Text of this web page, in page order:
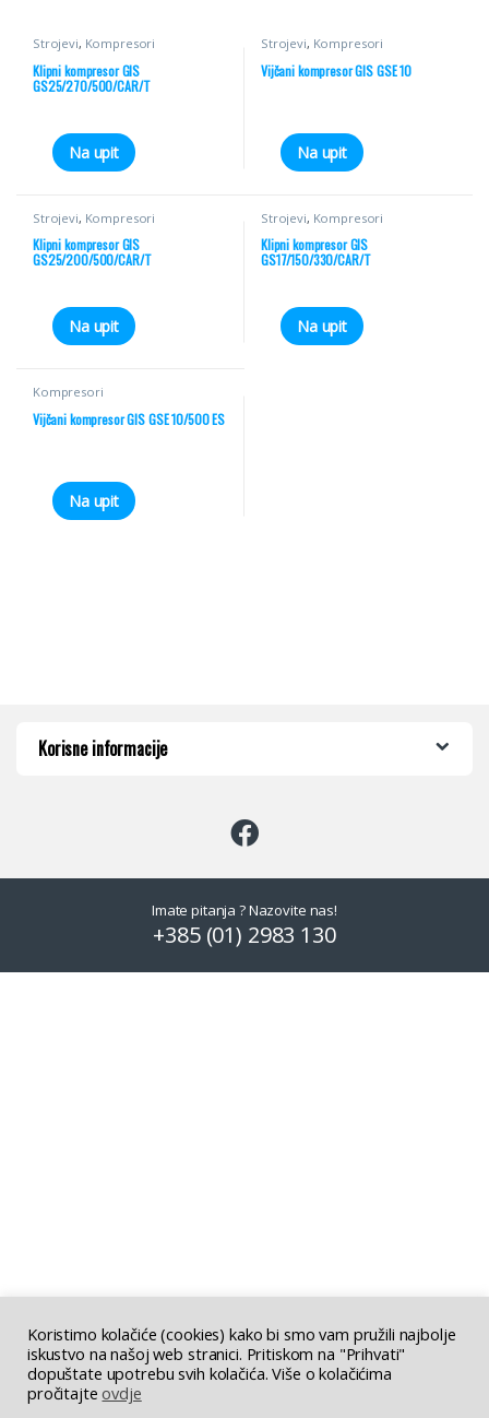
Strojevi, Kompresori
Klipni kompresor GIS
GS25/270/500/CAR/T
Na upit
Strojevi, Kompresori
Vijčani kompresor GIS GSE 10
Na upit
Strojevi, Kompresori
Klipni kompresor GIS
GS25/200/500/CAR/T
Na upit
Strojevi, Kompresori
Klipni kompresor GIS
GS17/150/330/CAR/T
Na upit
Kompresori
Vijčani kompresor GIS GSE 10/500 ES
Na upit
Korisne informacije
Imate pitanja ? Nazovite nas!
+385 (01) 2983 130
Koristimo kolačiće (cookies) kako bi smo vam pružili najbolje
iskustvo na našoj web stranici. Pritiskom na "Prihvati"
dopuštate upotrebu svih kolačića. Više o kolačićima
pročitajteovdje